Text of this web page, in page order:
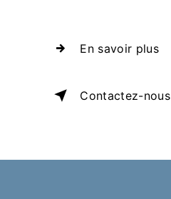
En savoir plus
Contactez-nous